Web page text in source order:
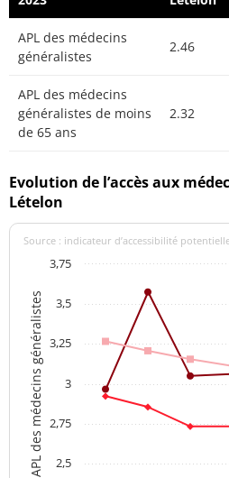
APL des médecins
généralistes
2.46
APL des médecins
généralistes de moins
de 65 ans
2.32
Evolution de l’accès aux
Lételon
APL des médecins généralistes
Source : indicateur d’accessibilité
2,5
2,75
3
3,25
3,5
3,75